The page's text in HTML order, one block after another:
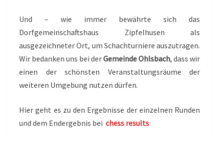
Und – wie immer bewährte sich das
Dorfgemeinschaftshaus Zipfelhusen als
ausgezeichneter Ort, um Schachturniere auszutragen.
Wir bedanken uns bei derGemeinde Ohlsbach, dass wir
einen der schönsten Veranstaltungsräume der
weiteren Umgebung nutzen dürfen.
Hier geht es zu den Ergebnisse der einzelnen Runden
und dem Endergebnis bei chess results